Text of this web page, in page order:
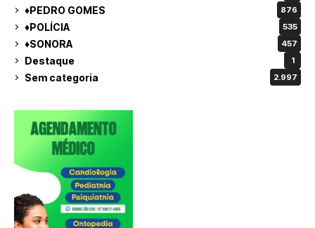
♦PEDRO GOMES 876
♦POLÍCIA 535
♦SONORA 457
Destaque 1
Sem categoria 2.997